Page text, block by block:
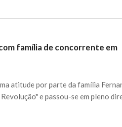
família de concorrente em
atitude por parte da família
e passou-se em pleno